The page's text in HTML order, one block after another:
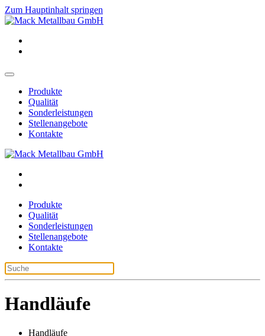
Zum Hauptinhalt springen
Produkte
Qualität
Sonderleistungen
Stellenangebote
Kontakte
Produkte
Qualität
Sonderleistungen
Stellenangebote
Kontakte
Handläufe
Handläufe